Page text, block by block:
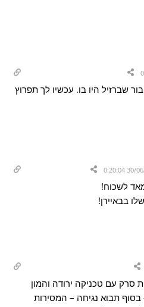
שברזיל היו בו. עכשיו לך תפרוץ
לשכוח!
בבאיירן!
סרק עם טכניקה ירודה והמון
בסוף תבוא נגיחה – המסירות